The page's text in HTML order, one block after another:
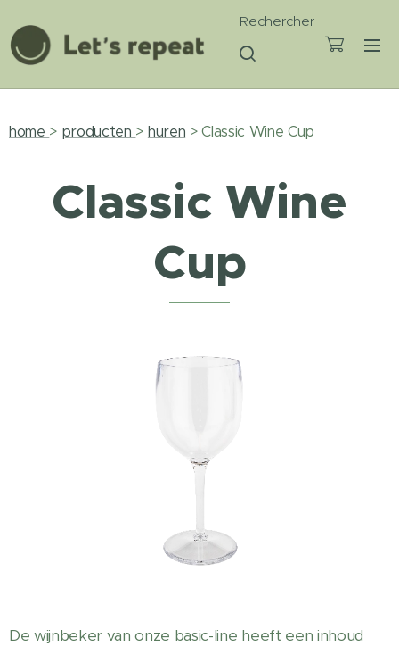
Rechercher
home > producten > huren > Classic Wine Cup
Classic Wine
Cup
De wijnbeker van onze basic-line heeft een inhoud